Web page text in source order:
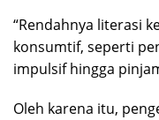
“Rendahnya literasi
konsumtif, seperti
impulsif hingga
Oleh karena itu,